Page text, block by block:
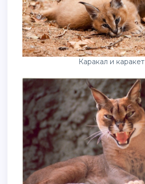
Каракал и каракет